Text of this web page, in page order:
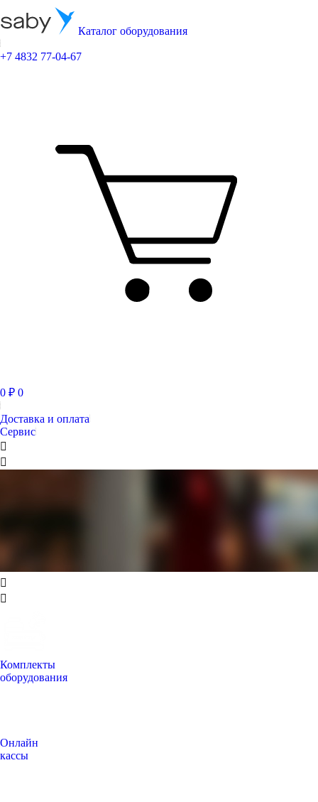
Каталог оборудования
+7 4832 77-04-67
0 ₽ 0
Доставка и оплата
Сервис
Комплекты
оборудования
Онлайн
кассы